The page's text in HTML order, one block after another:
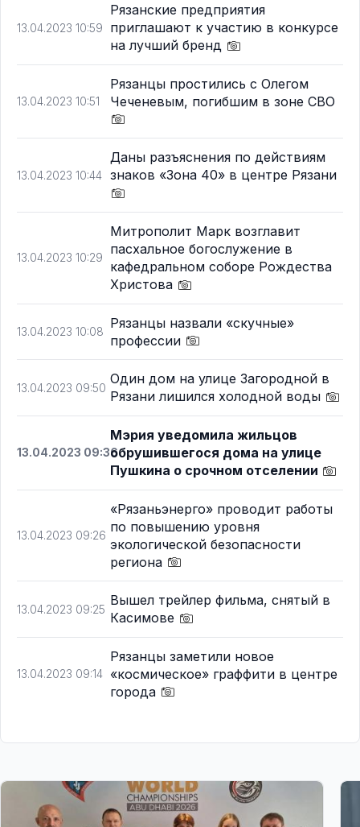
13.04.2023 10:59
Рязанские предприятия
приглашают к участию в конкурсе
на лучший бренд
13.04.2023 10:51
Рязанцы простились с Олегом
Чеченевым, погибшим в зоне СВО
13.04.2023 10:44
Даны разъяснения по действиям
знаков «Зона 40» в центре Рязани
13.04.2023 10:29
Митрополит Марк возглавит
пасхальное богослужение в
кафедральном соборе Рождества
Христова
13.04.2023 10:08
Рязанцы назвали «скучные»
профессии
13.04.2023 09:50
Один дом на улице Загородной в
Рязани лишился холодной воды
13.04.2023 09:36
Мэрия уведомила жильцов
обрушившегося дома на улице
Пушкина о срочном отселении
13.04.2023 09:26
«Рязаньэнерго» проводит работы
по повышению уровня
экологической безопасности
региона
13.04.2023 09:25
Вышел трейлер фильма, снятый в
Касимове
13.04.2023 09:14
Рязанцы заметили новое
«космическое» граффити в центре
города